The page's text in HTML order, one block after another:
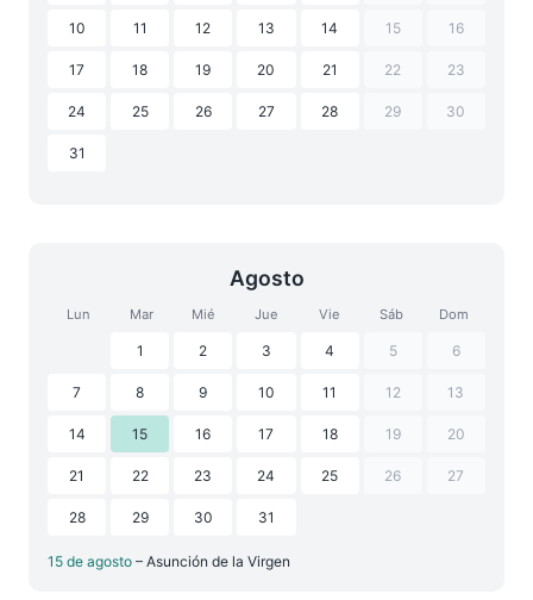
10 11 12 13 14 15 16
17 18 19 20 21 22 23
24 25 26 27 28 29 30
31
Agosto
Lun Mar Mié Jue Vie Sáb Dom
1 2 3 4 5 6
7 8 9 10 11 12 13
14 15 16 17 18 19 20
21 22 23 24 25 26 27
28 29 30 31
15 de agosto – Asunción de la Virgen